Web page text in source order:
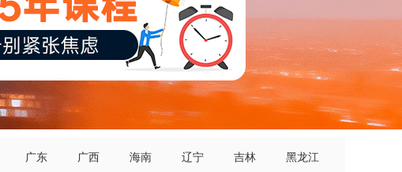
广东 广西 海南 辽宁 吉林
黑龙江